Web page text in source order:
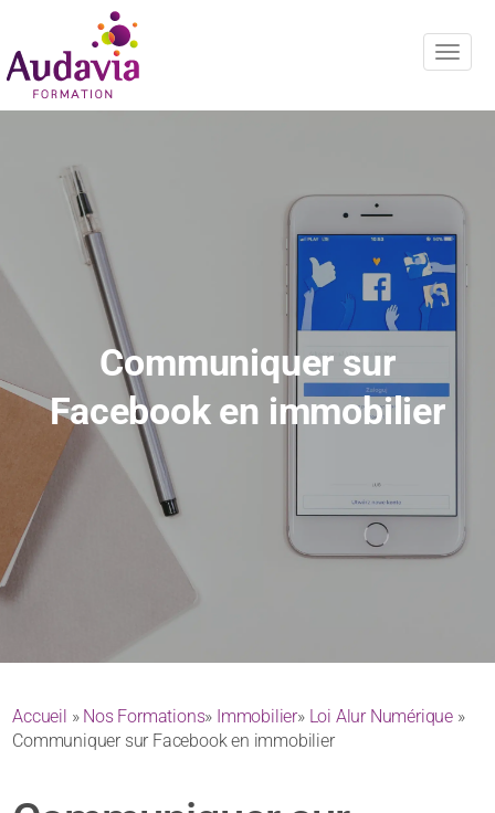
Communiquer sur
Facebook en immobilier
Accueil » Nos Formations» Immobilier» Loi Alur Numérique »
Communiquer sur Facebook en immobilier